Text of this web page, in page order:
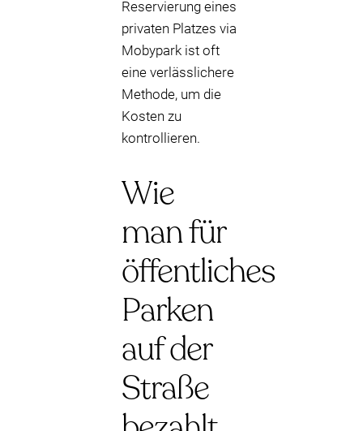
Reservierung eines
privaten Platzes via
Mobypark ist oft
eine verlässlichere
Methode, um die
Kosten zu
kontrollieren.
Wie
man für
öffentliches
Parken
auf der
Straße